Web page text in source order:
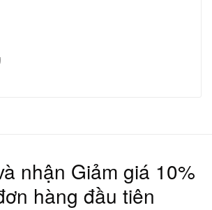
nhận Giảm giá 10%
hàng đầu tiên